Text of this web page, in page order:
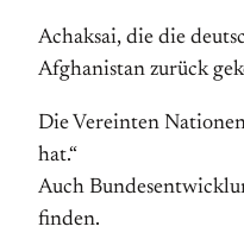
Achaksai, die die
Afghanistan zurück
Die Vereinten
hat.“
Auch
finden.